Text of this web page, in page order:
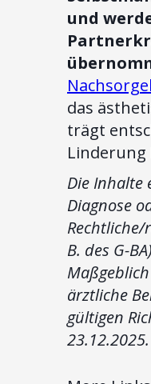
und
das
trägt
Linderung
Die Inhalte
Diagnose
Rechtliche/
B. des G-
ärztliche
gültigen
23.12.2025.